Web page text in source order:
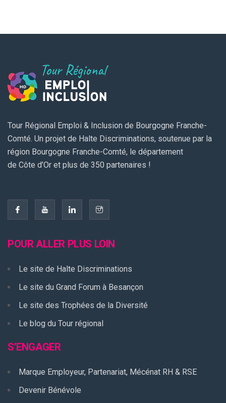
Tour Régional Emploi & Inclusion de Bourgogne Franche-
Comté. Un projet de Halte Discriminations, soutenue par la
région Bourgogne Franche-Comté, le département
de Côte d’Or et plus de 350 partenaires !
POUR ALLER PLUS LOIN
Le site de Halte Discriminations
Le site du Grand Forum à Besançon
Le site des Trophées de la Diversité
Le blog du Tour régional
S’ENGAGER
Marque Employeur, Partenariat, Mécénat RH & RSE
Devenir Bénévole